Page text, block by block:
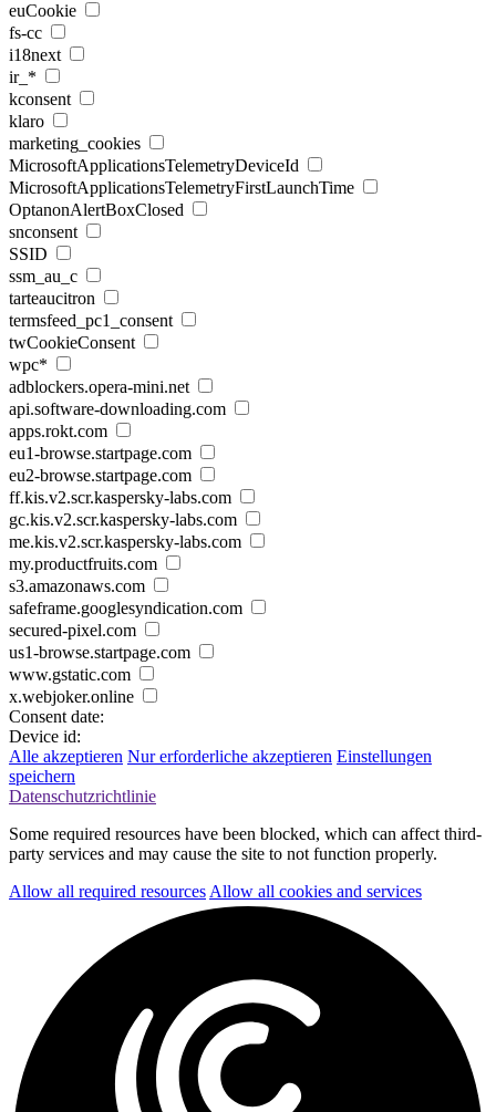
euCookie
fs-cc
i18next
ir_*
kconsent
klaro
marketing_cookies
MicrosoftApplicationsTelemetryDeviceId
MicrosoftApplicationsTelemetryFirstLaunchTime
OptanonAlertBoxClosed
snconsent
SSID
ssm_au_c
tarteaucitron
termsfeed_pc1_consent
twCookieConsent
wpc*
adblockers.opera-mini.net
api.software-downloading.com
apps.rokt.com
eu1-browse.startpage.com
eu2-browse.startpage.com
ff.kis.v2.scr.kaspersky-labs.com
gc.kis.v2.scr.kaspersky-labs.com
me.kis.v2.scr.kaspersky-labs.com
my.productfruits.com
s3.amazonaws.com
safeframe.googlesyndication.com
secured-pixel.com
us1-browse.startpage.com
www.gstatic.com
x.webjoker.online
Consent date:
Device id:
Alle akzeptieren Nur erforderliche akzeptieren Einstellungen
speichern
Datenschutzrichtlinie
Some required resources have been blocked, which can affect third-
party services and may cause the site to not function properly.
Allow all required resources Allow all cookies and services